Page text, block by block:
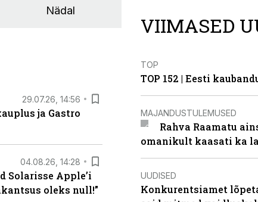
Nädal
29.07.26, 14:56
ja Gastro
04.08.26, 14:28
Solarisse Apple’i
oleks null!”
VIIMASED
TOP
TOP 152 | Eesti
MAJANDUSTULEMUSED
Rahva Raamatu
omanikult kaasati ka
UUDISED
Konkurentsiamet